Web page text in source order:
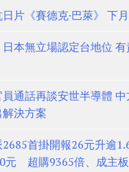
片《賽德克·巴萊》 下
本無立場認定台地位
員通話再談安世半導體
決方案
首掛開報26元升逾
元 超購9365倍、成主